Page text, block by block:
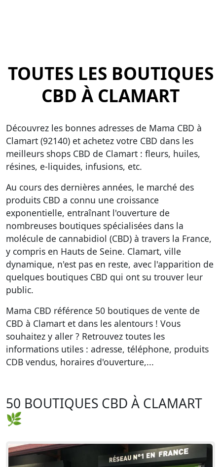
TOUTES LES BOUTIQUES
CBD À CLAMART
Découvrez les bonnes adresses de Mama CBD à
Clamart (92140) et achetez votre CBD dans les
meilleurs shops CBD de Clamart : fleurs, huiles,
résines, e-liquides, infusions, etc.
Au cours des dernières années, le marché des
produits CBD a connu une croissance
exponentielle, entraînant l'ouverture de
nombreuses boutiques spécialisées dans la
molécule de cannabidiol (CBD) à travers la France,
y compris en Hauts de Seine. Clamart, ville
dynamique, n'est pas en reste, avec l'apparition de
quelques boutiques CBD qui ont su trouver leur
public.
Mama CBD référence 50 boutiques de vente de
CBD à Clamart et dans les alentours ! Vous
souhaitez y aller ? Retrouvez toutes les
informations utiles : adresse, téléphone, produits
CDB vendus, horaires d'ouverture,...
50 BOUTIQUES CBD À CLAMART
🌿